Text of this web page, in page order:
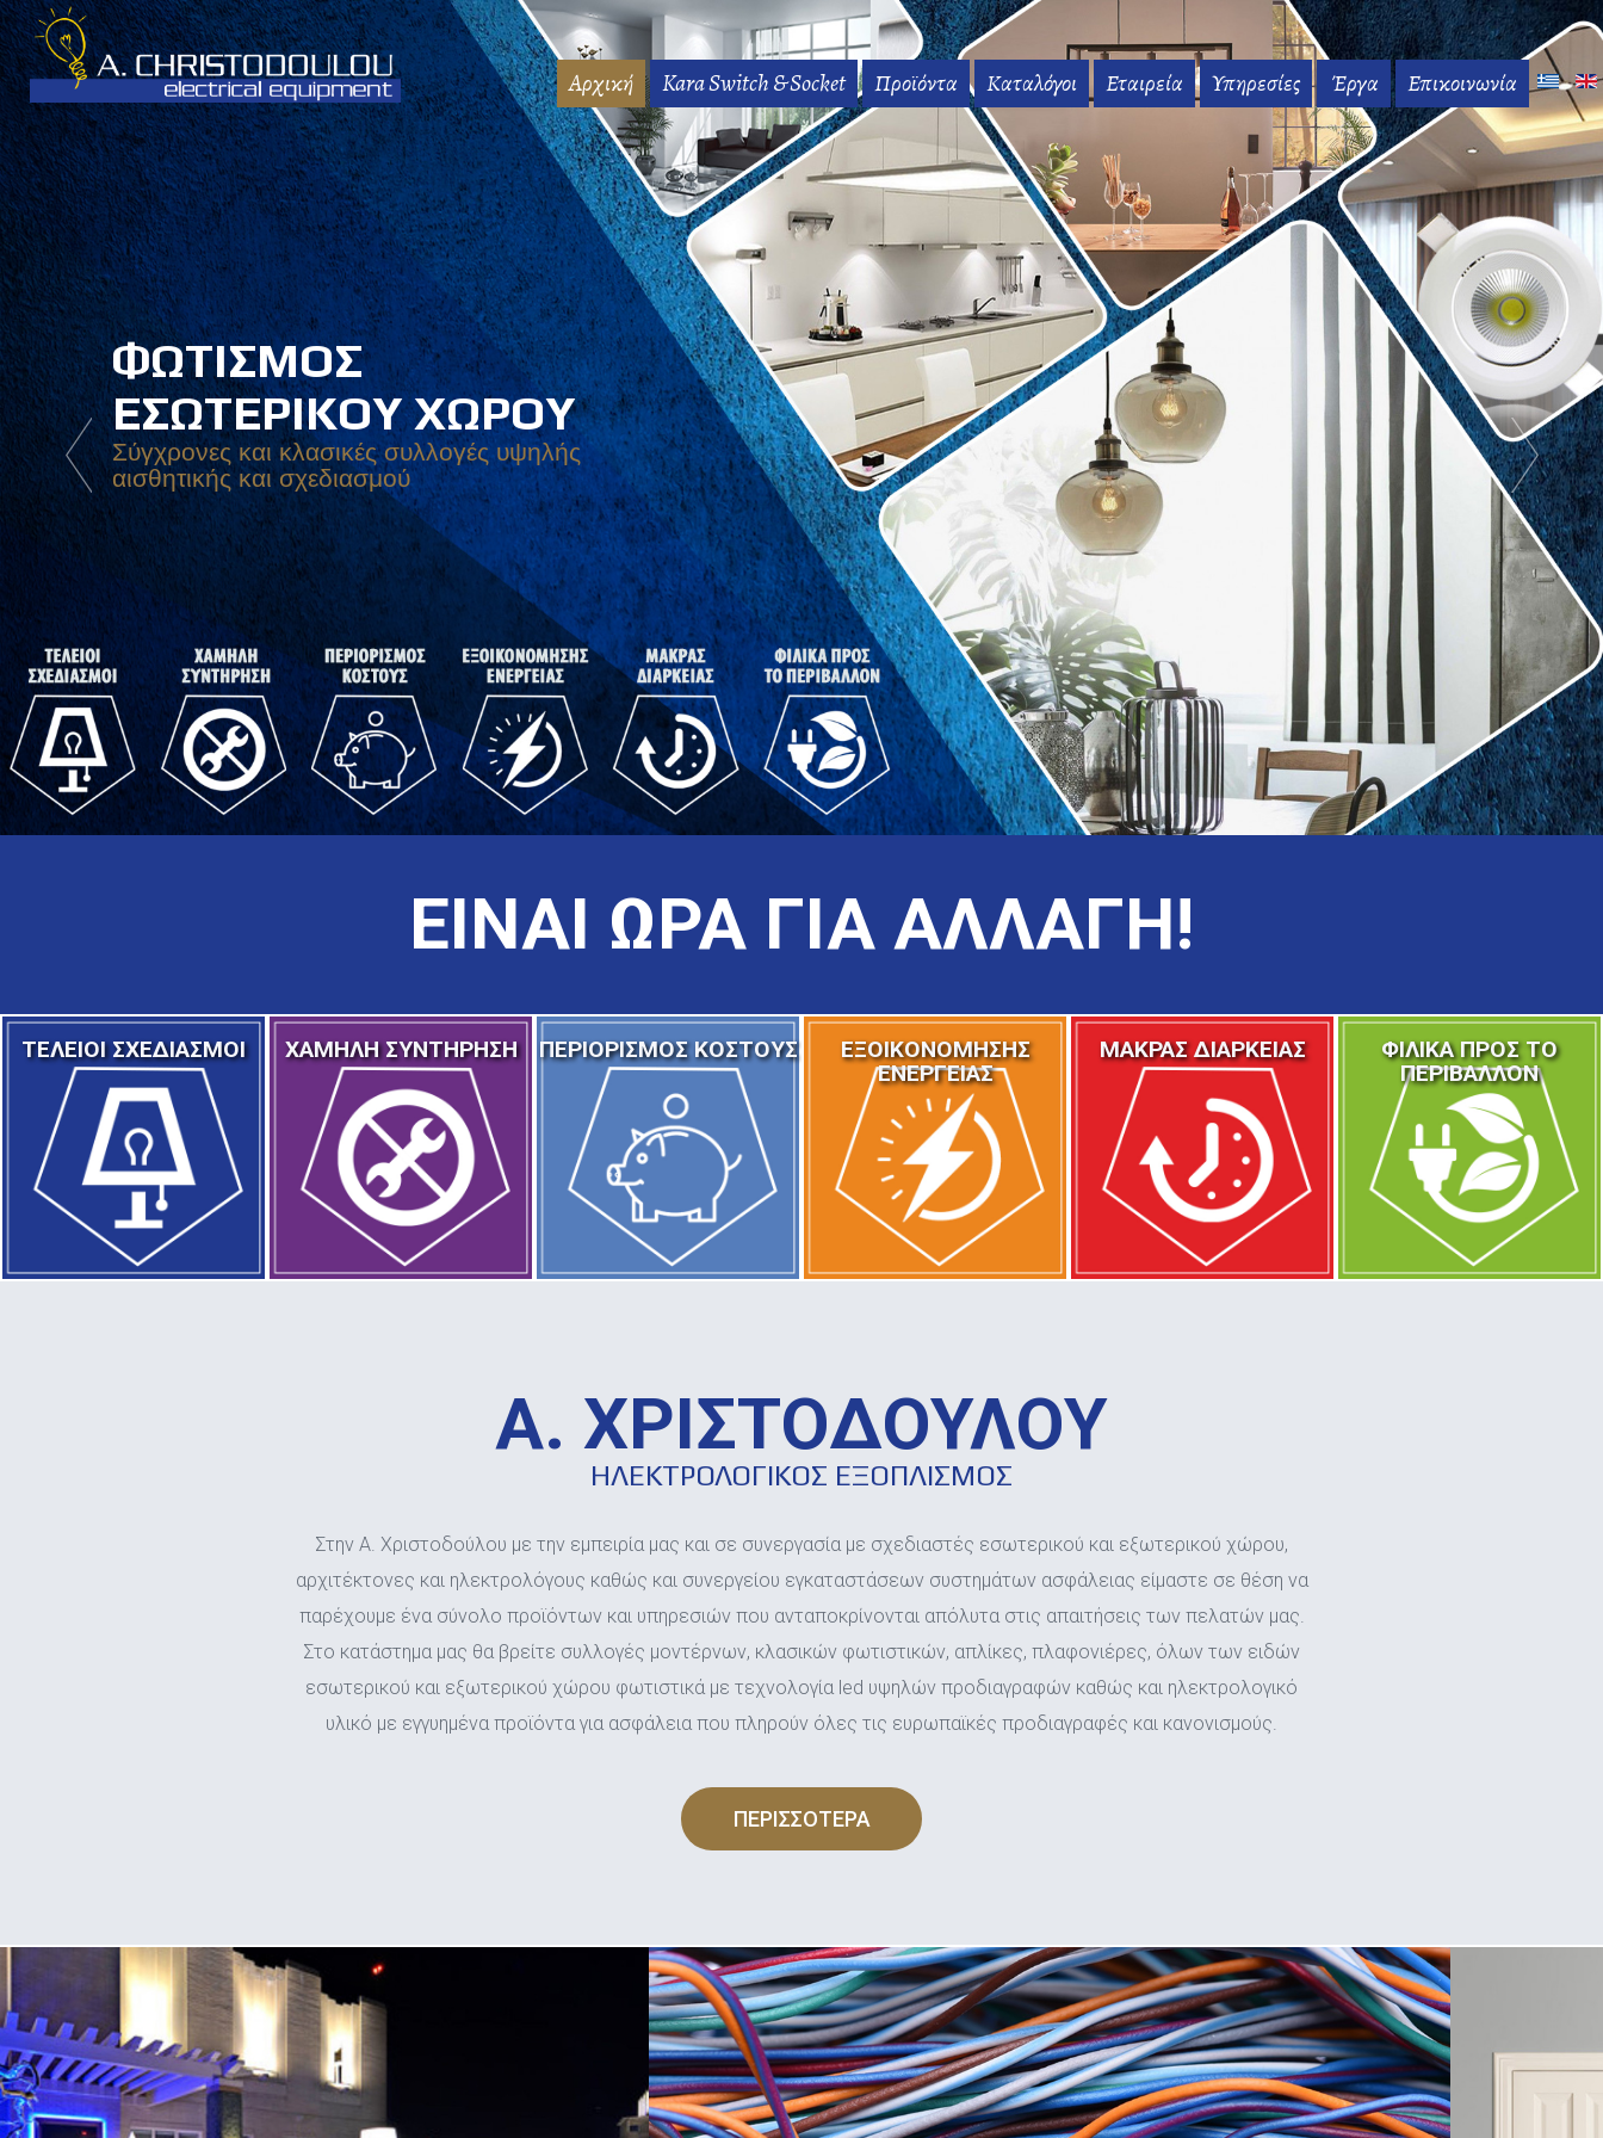
ΦΩΤΙΣΜΟΣ
ΕΞΩΤΕΡΙΚΟΥ ΧΩΡΟΥ
Υψηλής αισθητικής και οικονομικά. Μεγάλη
ποικιλία φωτιστικών για διακόσμηση και
λειτουργικότητα εξωτερικού χώρου
Αρχική Kara Switch & Socket Προϊόντα Καταλόγοι Εταιρεία Υπηρεσίες Έργα Επικοινωνία
ΕΙΝΑΙ ΩΡΑ ΓΙΑ ΑΛΛΑΓΗ!
ΤΕΛΕΙΟΙ ΣΧΕΔΙΑΣΜΟΙ ΧΑΜΗΛΗ ΣΥΝΤΗΡΗΣΗ ΠΕΡΙΟΡΙΣΜΟΣ ΚΟΣΤΟΥΣ
ΕΞΟΙΚΟΝΟΜΗΣΗΣ
ΕΝΕΡΓΕΙΑΣ
ΜΑΚΡΑΣ ΔΙΑΡΚΕΙΑΣ
ΦΙΛΙΚΑ ΠΡΟΣ ΤΟ
ΠΕΡΙΒΑΛΛΟΝ
Α. ΧΡΙΣΤΟΔΟΥΛΟΥ
ΗΛΕΚΤΡΟΛΟΓΙΚΟΣ ΕΞΟΠΛΙΣΜΟΣ
Στην Α. Χριστοδούλου με την εμπειρία μας και σε συνεργασία με σχεδιαστές εσωτερικού και εξωτερικού χώρου,
αρχιτέκτονες και ηλεκτρολόγους καθώς και συνεργείου εγκαταστάσεων συστημάτων ασφάλειας είμαστε σε θέση να
παρέχουμε ένα σύνολο προϊόντων και υπηρεσιών που ανταποκρίνονται απόλυτα στις απαιτήσεις των πελατών μας.
Στο κατάστημα μας θα βρείτε συλλογές μοντέρνων, κλασικών φωτιστικών, απλίκες, πλαφονιέρες, όλων των ειδών
εσωτερικού και εξωτερικού χώρου φωτιστικά με τεχνολογία led υψηλών προδιαγραφών καθώς και ηλεκτρολογικό
υλικό με εγγυημένα προϊόντα για ασφάλεια που πληρούν όλες τις ευρωπαϊκές προδιαγραφές και κανονισμούς.
ΠΕΡΙΣΣΟΤΕΡΑ